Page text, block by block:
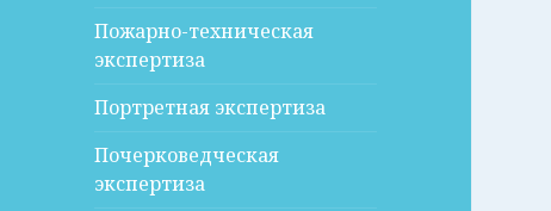
Пожарно-техническая
экспертиза
Портретная экспертиза
Почерковедческая
экспертиза